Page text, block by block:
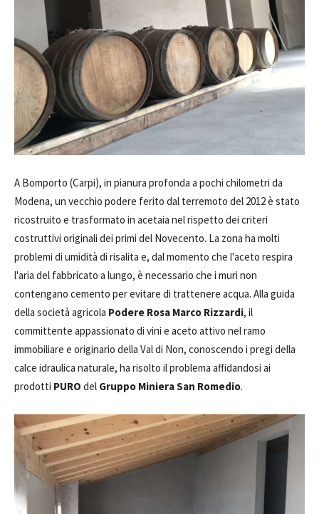
A Bomporto (Carpi), in pianura profonda a pochi chilometri da
Modena, un vecchio podere ferito dal terremoto del 2012 è stato
ricostruito e trasformato in acetaia nel rispetto dei criteri
costruttivi originali dei primi del Novecento. La zona ha molti
problemi di umidità di risalita e, dal momento che l'aceto respira
l'aria del fabbricato a lungo, è necessario che i muri non
contengano cemento per evitare di trattenere acqua. Alla guida
della società agricola Podere Rosa Marco Rizzardi, il
committente appassionato di vini e aceto attivo nel ramo
immobiliare e originario della Val di Non, conoscendo i pregi della
calce idraulica naturale, ha risolto il problema affidandosi ai
prodotti PURO del Gruppo Miniera San Romedio.